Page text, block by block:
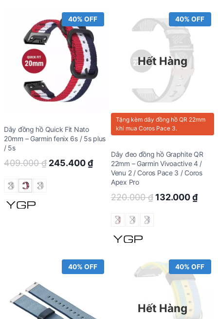
40% OFF
Dây đồng hồ Quick Fit Nato
20mm – Garmin fenix 6s / 5s plus
/ 5s
409.000₫ Original
245.400₫Current
price
245.400 ₫.
Hết Hàng
40% OFF
Tặng kèm dây đồng hồ QR 22mm
khi mua Coros Pace 3.
Dây đeo đồng hồ Graphite QR
22mm – Garmin Vivoactive 4 /
Venu 2 / Coros Pace 3 / Coros
Apex Pro
220.000₫ Original
132.000₫
40% OFF
Hết Hàng
40% OFF